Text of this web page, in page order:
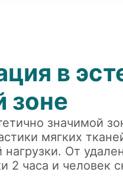
в
зоне
значимой
мягких
От
2 часа и человек